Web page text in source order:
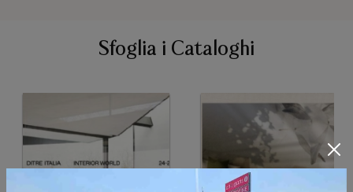
Sfoglia i Cataloghi